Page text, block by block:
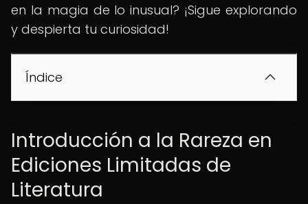
en la magia de lo inusual? ¡Sigue explorando
y despierta tu curiosidad!
Índice
Introducción a la Rareza en
Ediciones Limitadas de
Literatura